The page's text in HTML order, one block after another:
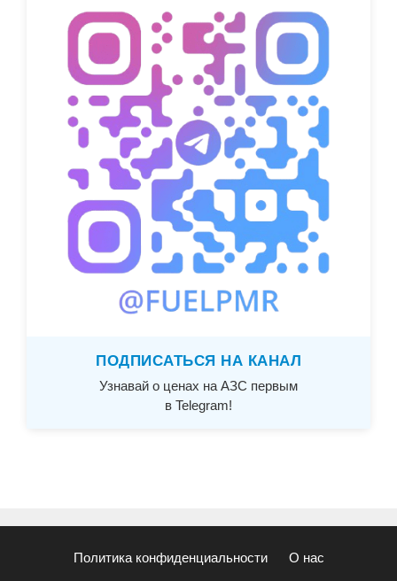
ПОДПИСАТЬСЯ НА КАНАЛ
Узнавай о ценах на АЗС первым
в Telegram!
Политика конфиденциальности О нас